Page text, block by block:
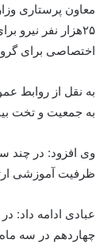
معاون پرستاری
۲۵هزار نفر
اختصاصی برای
به نقل از روابط
به جمعیت و تخت
وی افزود: در چند
ظرفیت آموزشی
عبادی ادامه داد:
چهاردهم در سه